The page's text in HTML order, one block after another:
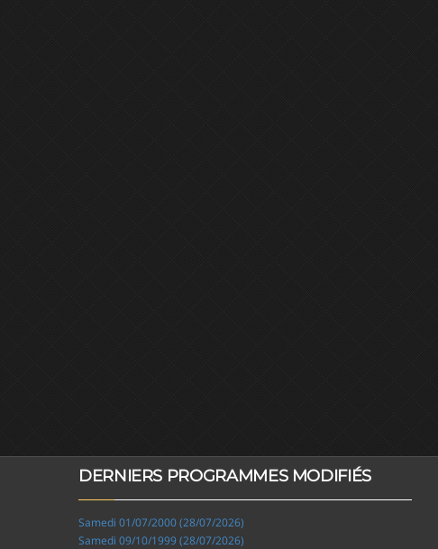
DERNIERS PROGRAMMES MODIFIÉS
Samedi 01/07/2000 (28/07/2026)
Samedi 09/10/1999 (28/07/2026)